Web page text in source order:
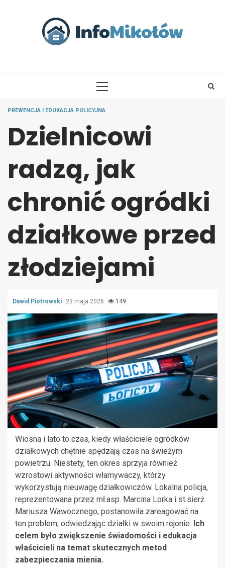
PRIMARY
PREWENCJA I EDUKACJA POLICYJNA
Dzielnicowi
radzą, jak
chronić ogródki
działkowe przed
złodziejami
Dawid Piotrowski 23 maja 2026 149
Wiosna i lato to czas, kiedy właściciele ogródków
działkowych chętnie spędzają czas na świeżym
powietrzu. Niestety, ten okres sprzyja również
wzrostowi aktywności włamywaczy, którzy
wykorzystują nieuwagę działkowiczów. Lokalna policja,
reprezentowana przez mł.asp. Marcina Lorka i st.sierż.
Mariusza Wawocznego, postanowiła zareagować na
ten problem, odwiedzając działki w swoim rejonie. Ich
celem było zwiększenie świadomości i edukacja
właścicieli na temat skutecznych metod
zabezpieczania mienia.